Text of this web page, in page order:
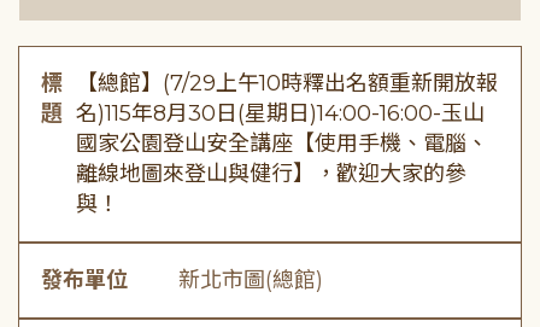
標
題
【總館】(7/29上午10時釋出名額重新開放報
名)115年8月30日(星期日)14:00-16:00-玉山
國家公園登山安全講座【使用手機、電腦、
離線地圖來登山與健行】，歡迎大家的參
與！
發布單位 新北市圖(總館)